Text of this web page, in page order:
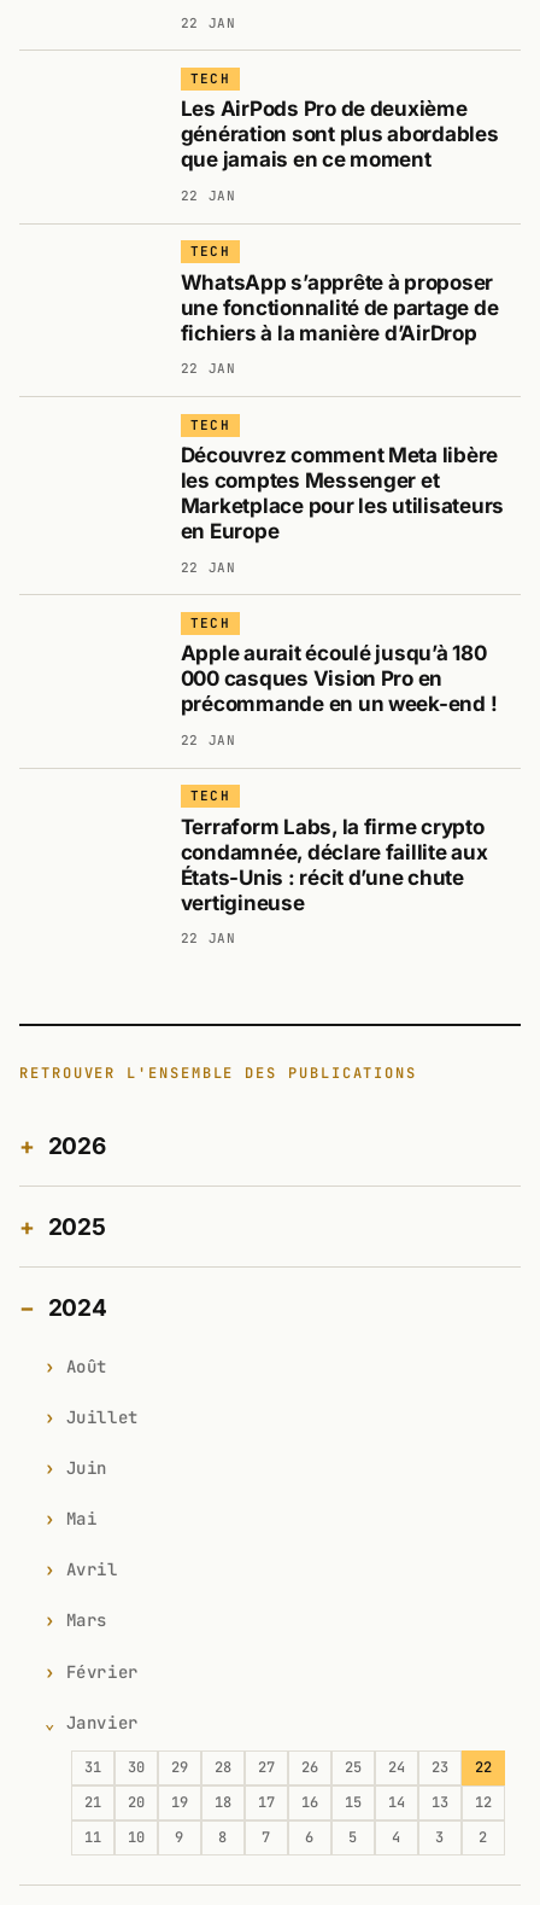
22 JAN
TECH
Les AirPods Pro de deuxième
génération sont plus abordables
que jamais en ce moment
22 JAN
TECH
WhatsApp s’apprête à proposer
une fonctionnalité de partage de
fichiers à la manière d’AirDrop
22 JAN
TECH
Découvrez comment Meta libère
les comptes Messenger et
Marketplace pour les utilisateurs
en Europe
22 JAN
TECH
Apple aurait écoulé jusqu’à 180
000 casques Vision Pro en
précommande en un week-end !
22 JAN
TECH
Terraform Labs, la firme crypto
condamnée, déclare faillite aux
États-Unis : récit d’une chute
vertigineuse
22 JAN
RETROUVER L'ENSEMBLE DES PUBLICATIONS
2026
2025
2024
Août
Juillet
Juin
Mai
Avril
Mars
Février
Janvier
31 30 29 28 27 26 25 24 23
22
21
20 19 18 17 16 15 14 13
12
11
10 9 8 7 6 5 4 3 2